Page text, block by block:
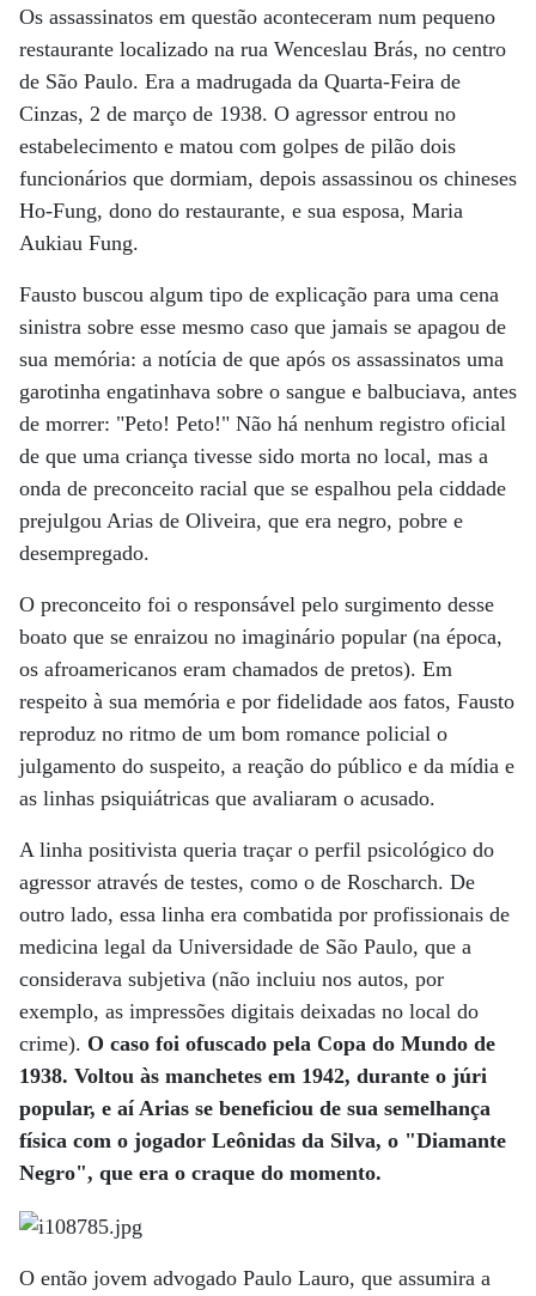
Os assassinatos em questão aconteceram num pequeno
restaurante localizado na rua Wenceslau Brás, no centro
de São Paulo. Era a madrugada da Quarta-Feira de
Cinzas, 2 de março de 1938. O agressor entrou no
estabelecimento e matou com golpes de pilão dois
funcionários que dormiam, depois assassinou os chineses
Ho-Fung, dono do restaurante, e sua esposa, Maria
Aukiau Fung.
Fausto buscou algum tipo de explicação para uma cena
sinistra sobre esse mesmo caso que jamais se apagou de
sua memória: a notícia de que após os assassinatos uma
garotinha engatinhava sobre o sangue e balbuciava, antes
de morrer: "Peto! Peto!" Não há nenhum registro oficial
de que uma criança tivesse sido morta no local, mas a
onda de preconceito racial que se espalhou pela ciddade
prejulgou Arias de Oliveira, que era negro, pobre e
desempregado.
O preconceito foi o responsável pelo surgimento desse
boato que se enraizou no imaginário popular (na época,
os afroamericanos eram chamados de pretos). Em
respeito à sua memória e por fidelidade aos fatos, Fausto
reproduz no ritmo de um bom romance policial o
julgamento do suspeito, a reação do público e da mídia e
as linhas psiquiátricas que avaliaram o acusado.
A linha positivista queria traçar o perfil psicológico do
agressor através de testes, como o de Roscharch. De
outro lado, essa linha era combatida por profissionais de
medicina legal da Universidade de São Paulo, que a
considerava subjetiva (não incluiu nos autos, por
exemplo, as impressões digitais deixadas no local do
crime). O caso foi ofuscado pela Copa do Mundo de
1938. Voltou às manchetes em 1942, durante o júri
popular, e aí Arias se beneficiou de sua semelhança
física com o jogador Leônidas da Silva, o "Diamante
Negro", que era o craque do momento.
O então jovem advogado Paulo Lauro, que assumira a